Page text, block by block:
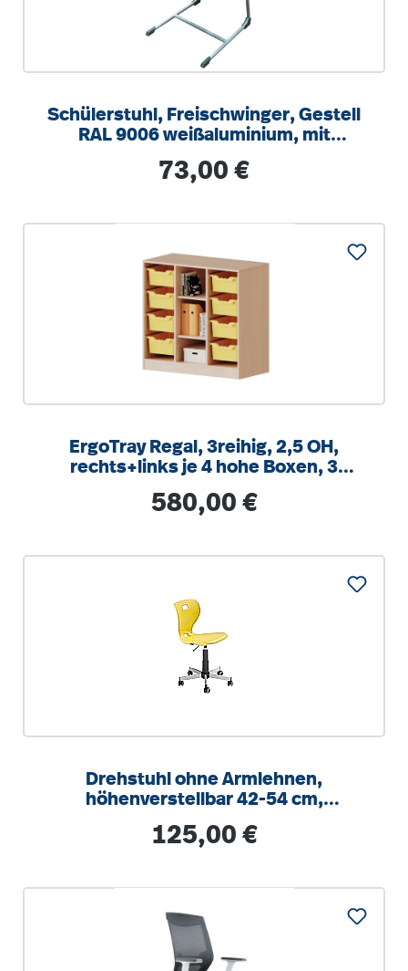
Schülerstuhl, Freischwinger, Gestell
RAL 9006 weißaluminium, mit
Regulärer Preis:
73,00 €
ErgoTray Regal, 3reihig, 2,5 OH,
rechts+links je 4 hohe Boxen, 3
B/H/T104,5x100x40cm
Regulärer Preis:
580,00 €
Drehstuhl ohne Armlehnen,
höhenverstellbar 42-54 cm,
Regulärer Preis:
125,00 €